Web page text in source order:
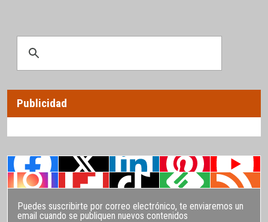
Publicidad
Puedes suscribirte por correo electrónico, te enviaremos un
email cuando se publiquen nuevos contenidos